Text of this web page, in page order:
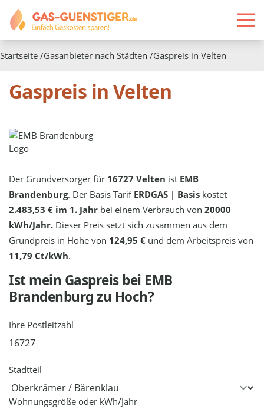
Startseite /Gasanbieter nach Städten /Gaspreis in Velten
Gaspreis in Velten
Der Grundversorger für 16727 Velten ist EMB
Brandenburg. Der Basis Tarif ERDGAS | Basis kostet
2.483,53 € im 1. Jahr bei einem Verbrauch von20000
kWh/Jahr. Dieser Preis setzt sich zusammen aus dem
Grundpreis in Höhe von 124,95 € und dem Arbeitspreis von
11,79 Ct/kWh.
Ist mein Gaspreis bei EMB
Brandenburgzu Hoch?
Ihre Postleitzahl
Stadtteil
Wohnungsgröße oder kWh/Jahr